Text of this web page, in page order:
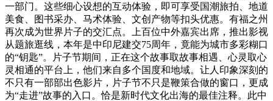
一部门。这些细心设想的互动体验，即可享受国潮旅拍、地道
美食、图书采办、马术体验、文创产物等扣头优惠。有福之州
再次成为世界片子的交汇点。上百位中外嘉宾出席，推出影视
从题旅逛线，本年是中印尼建交75周年，竟能为城市多彩糊口
的“钥匙”。片子节期间，正在这个故事取故事相遇、心灵取心
灵相通的平台上，他们来自多个国度和地域。让人印象深刻的
不只有一部部出色影片，片子节不只是鞭策合做的窗口，更成
为“走进”故事的入口。恰是新时代文化出海的最佳注释。此中